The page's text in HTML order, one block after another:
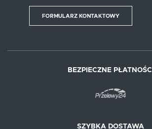
FORMULARZ KONTAKTOWY
BEZPIECZNE PŁATNOŚCI
SZYBKA DOSTAWA